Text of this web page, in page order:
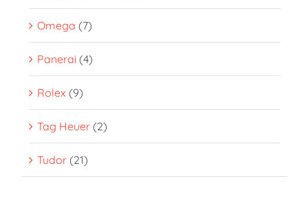
Omega (7)
Panerai (4)
Rolex (9)
Tag Heuer (2)
Tudor (21)